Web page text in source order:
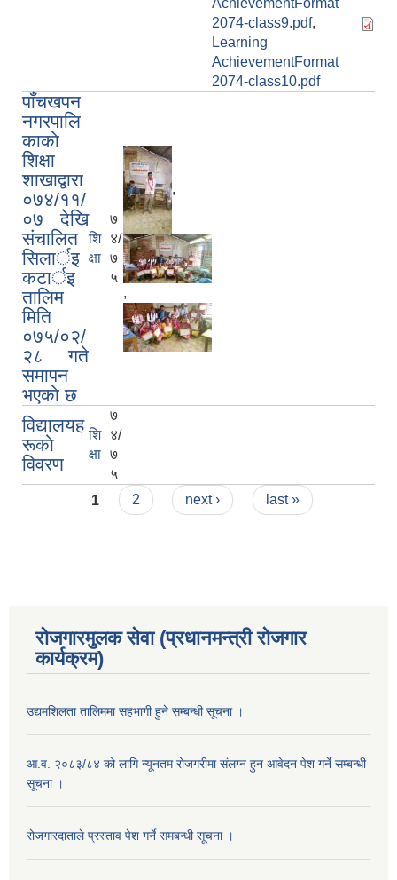
AchievementFormat
2074-class9.pdf,
Learning
AchievementFormat
2074-class10.pdf
पाँचखपन
नगरपालि
काकाे
शिक्षा
शाखाद्वारा
०७४/११/
०७ देखि
संचालित
सिलार्इ
कटार्इ
तालिम
मिति
०७५/०२/
२८ गते
समापन
भएकाे छ
शि
क्षा
७
४/
७
५
,
,
विद्यालयह
रूकाे
विवरण
शि
क्षा
७
४/
७
५
Pages
1 2 next › last »
रोजगारमुलक सेवा (प्रधानमन्त्री रोजगार
कार्यक्रम)
उद्यमशिलता तालिममा सहभागी हुने सम्बन्धी सूचना ।
आ.व. २०८३/८४ को लागि न्यूनतम रोजगरीमा संलग्न हुन आवेदन पेश गर्ने सम्बन्धी
सूचना ।
रोजगारदाताले प्रस्ताव पेश गर्ने समबन्धी सूचना ।